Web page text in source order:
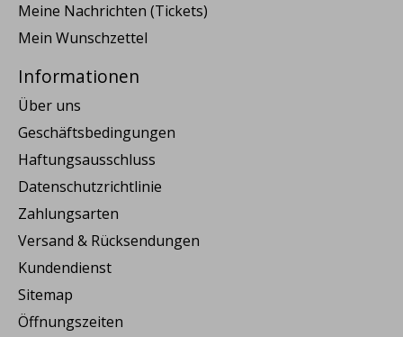
Meine Nachrichten (Tickets)
Mein Wunschzettel
Informationen
Über uns
Geschäftsbedingungen
Haftungsausschluss
Datenschutzrichtlinie
Zahlungsarten
Versand & Rücksendungen
Kundendienst
Sitemap
Öffnungszeiten